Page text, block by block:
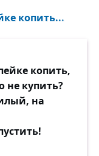
копить...
копить,
не купить?
на